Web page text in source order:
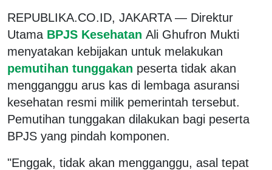
REPUBLIKA.CO.ID, JAKARTA — Direktur
Utama BPJS Kesehatan Ali Ghufron Mukti
menyatakan kebijakan untuk melakukan
pemutihan tunggakan peserta tidak akan
mengganggu arus kas di lembaga asuransi
kesehatan resmi milik pemerintah tersebut.
Pemutihan tunggakan dilakukan bagi peserta
BPJS yang pindah komponen.
"Enggak, tidak akan mengganggu, asal tepat